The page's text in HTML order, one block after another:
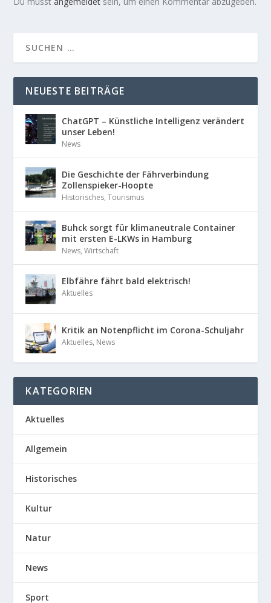
NEUESTE BEITRÄGE
ChatGPT – Künstliche Intelligenz verändert
unser Leben!
News
Die Geschichte der Fährverbindung
Zollenspieker-Hoopte
Historisches,Tourismus
Buhck sorgt für klimaneutrale Container
mit ersten E-LKWs in Hamburg
News,Wirtschaft
Elbfähre fährt bald elektrisch!
Aktuelles
Kritik an Notenpflicht im Corona-Schuljahr
Aktuelles, News
KATEGORIEN
Aktuelles
Allgemein
Historisches
Kultur
Natur
News
Sport